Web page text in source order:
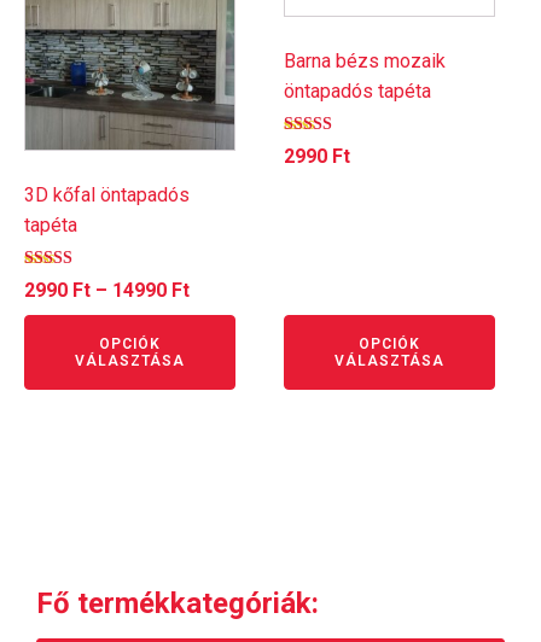
3D kőfal öntapadós
tapéta
Értékelés:
5.00
/ 5
2990 Ft – 14990 FtÁrtartomány:
2990 Ft
OPCIÓK
VÁLASZTÁSA
terméknek
több
variációja
van.
a
termékoldalon
választhatók
ki
Barna bézs mozaik
öntapadós tapéta
Értékelés:
5.00
2990 Ft
OPCIÓK
VÁLASZTÁSA
terméknek
variációja
van.
A
változatok
Fő termékkategóriák: